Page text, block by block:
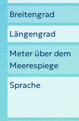
Breitengrad
Längengrad
Meter über dem
Meerespiege
Sprache